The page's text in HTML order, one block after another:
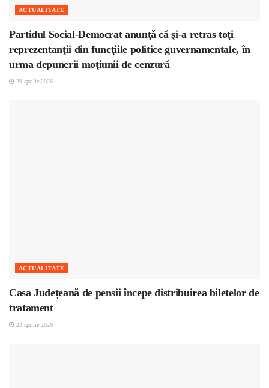
ACTUALITATE
Partidul Social-Democrat anunţă că şi-a retras toţi
reprezentanţii din funcţiile politice guvernamentale, în
urma depunerii moţiunii de cenzură
29 aprilie 2026
ACTUALITATE
Casa Județeană de pensii începe distribuirea biletelor de
tratament
23 aprilie 2026